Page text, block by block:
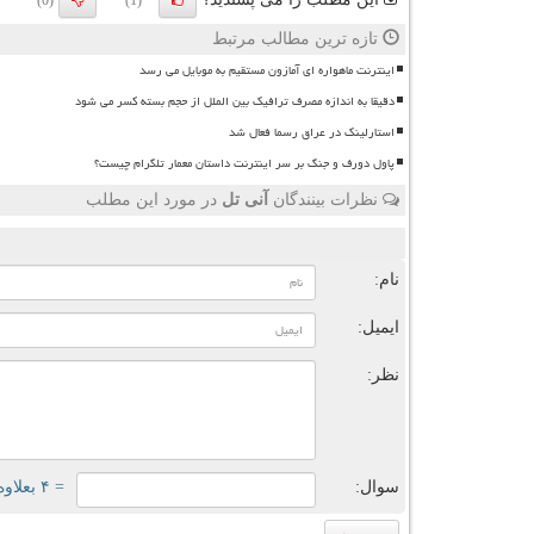
تازه ترین مطالب مرتبط
اینترنت ماهواره ای آمازون مستقیم به موبایل می رسد
دقیقا به اندازه مصرف ترافیک بین الملل از حجم بسته کسر می شود
استارلینک در عراق رسما فعال شد
پاول دورف و جنگ بر سر اینترنت داستان معمار تلگرام چیست؟
نظرات بینندگان آنی تل در مورد این مطلب
نام:
ایمیل:
نظر:
سوال: = ۴ بعلاوه ۳